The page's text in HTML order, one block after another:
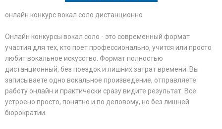
онлайн конкурс вокал соло дистанционно
Онлайн конкурсы вокал соло - это современный формат
участия для тех, кто поет профессионально, учится или просто
любит вокальное искусство. Формат полностью
дистанционный, без поездок и лишних затрат времени. Вы
записываете одно вокальное произведение, отправляете
работу онлайн и практически сразу видите результат. Все
устроено просто, понятно и по деловому, но без лишней
бюрократии.